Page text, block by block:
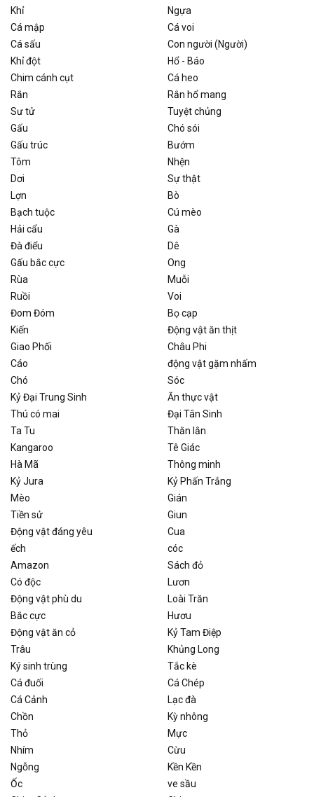
Khỉ
Ngựa
Cá mập
Cá voi
Cá sấu
Con người (Người)
Khỉ đột
Hổ - Báo
Chim cánh cụt
Cá heo
Rắn
Rắn hổ mang
Sư tử
Tuyệt chủng
Gấu
Chó sói
Gấu trúc
Bướm
Tôm
Nhện
Dơi
Sự thật
Lợn
Bò
Bạch tuộc
Cú mèo
Hải cẩu
Gà
Đà điểu
Dê
Gấu bắc cực
Ong
Rùa
Muỗi
Ruồi
Voi
Đom Đóm
Bọ cạp
Kiến
Động vật ăn thịt
Giao Phối
Châu Phi
Cáo
động vật gặm nhấm
Chó
Sóc
Kỷ Đại Trung Sinh
Ăn thực vật
Thú có mai
Đại Tân Sinh
Ta Tu
Thằn lằn
Kangaroo
Tê Giác
Hà Mã
Thông minh
Kỷ Jura
Kỷ Phấn Trắng
Mèo
Gián
Tiền sử
Giun
Động vật đáng yêu
Cua
ếch
cóc
Amazon
Sách đỏ
Có độc
Lươn
Động vật phù du
Loài Trăn
Bắc cực
Hươu
Động vật ăn cỏ
Kỷ Tam Điệp
Trâu
Khủng Long
Ký sinh trùng
Tắc kè
Cá đuối
Cá Chép
Cá Cảnh
Lạc đà
Chồn
Kỳ nhông
Thỏ
Mực
Nhím
Cừu
Ngỗng
Kền Kền
Ốc
ve sầu